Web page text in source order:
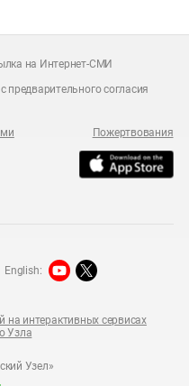
на Интернет-СМИ
согласия
Пожертвования
Узел»
на интерактивных сервисах
Узла
English: